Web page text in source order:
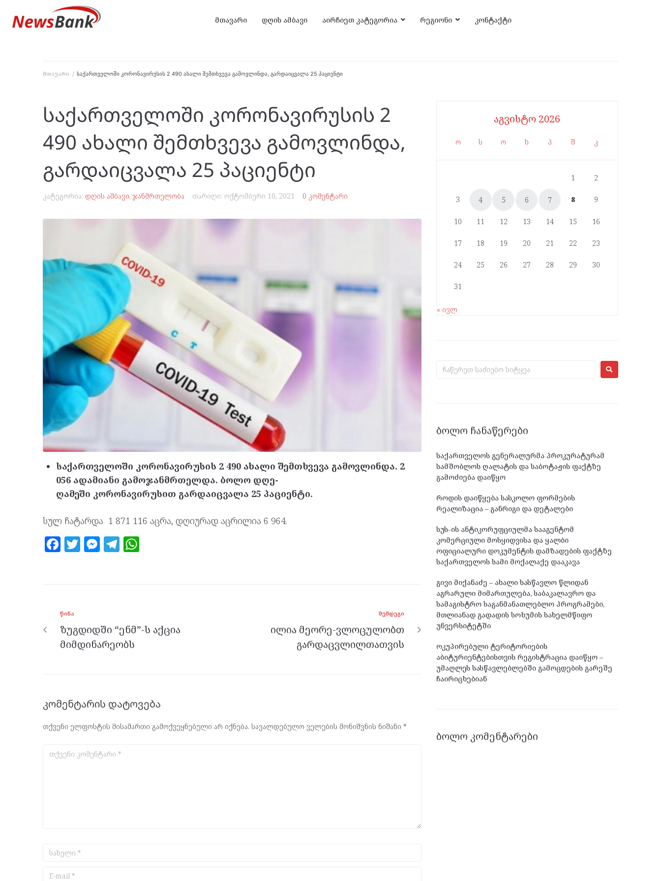
მთავარი დღის ამბავი აირჩიეთ კატეგორია რეგიონი კონტაქტი
მთავარი / საქართველოში კორონავირუსის 2 490 ახალი შემთხვევა გამოვლინდა, გარდაიცვალა 25 პაციენტი
საქართველოში კორონავირუსის 2
490 ახალი შემთხვევა გამოვლინდა,
გარდაიცვალა 25 პაციენტი
კატეგორია: დღის ამბავი, ჯანმრთელობა თარიღი: ოქტომბერი 10, 2021 0 კომენტარი
საქართველოში კორონავირუსის 2 490 ახალი შემთხვევა გამოვლინდა. 2
056 ადამიანი გამოჯანმრთელდა. ბოლო დღე-
ღამეში კორონავირუსით გარდაიცვალა 25 პაციენტი.
სულ ჩატარდა 1 871 116 აცრა, დღიურად აცრილია 6 964.
F
o
o
k
T M
er
T
m p
p
ᲬᲘᲜᲐ
ზუგდიდში “ენმ”-ს აქცია
მიმდინარეობს
ᲨᲔᲛᲓᲔᲒᲘ
ილია მეორე-ვლოცულობთ
გარდაცვლილთათვის
კომენტარის დატოვება
თქვენი ელფოსტის მისამართი გამოქვეყნებული არ იქნება. სავალდებულო ველების მონიშვნის ნიშანი *
აგვისტო 2026
ო ს ო ხ პ შ კ
1 2
3 4 5 6 7 8 9
10 11 12 13 14 15 16
17 18 19 20 21 22 23
24 25 26 27 28 29 30
31
« ივლ
ᲑᲝᲚᲝ ᲩᲐᲜᲐᲬᲔᲠᲔᲑᲘ
საქართველოს გენერალურმა პროკურატურამ
სამშობლოს ღალატის და საბოტაჟის ფაქტზე
გამოძიება დაიწყო
როდის დაიწყება სასკოლო ფორმების
რეალიზაცია – განრიგი და დეტალები
სუს-ის ანტიკორუფციულმა სააგენტომ
კომერციული მოსყიდვისა და ყალბი
ოფიციალური დოკუმენტის დამზადების ფაქტზე
საქართველოს სამი მოქალაქე დააკავა
გივი მიქანაძე – ახალი სასწავლო წლიდან
აგრარული მიმართულება, საბაკალავრო და
სამაგისტრო საგანმანათლებლო პროგრამები,
მთლიანად გადადის სოხუმის სახელმწიფო
უნვერსიტეტში
ოკუპირებული ტერიტორიების
აბიტურიენტებისთვის რეგისტრაცია დაიწყო –
უმაღლეს სასწავლებლებში გამოცდების გარეშე
ჩაირიცხებიან
ᲑᲝᲚᲝ ᲙᲝᲛᲔᲜᲢᲐᲠᲔᲑᲘ